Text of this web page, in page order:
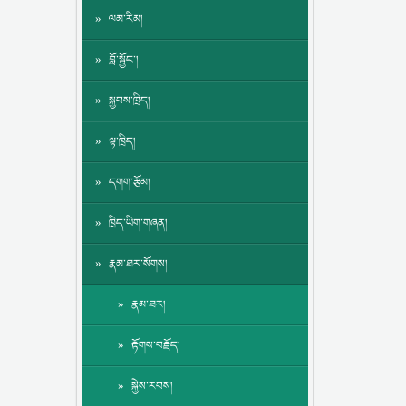
ལམ་རིམ།
བློ་སྦྱོང་།
སྐྱབས་ཁྲིད།
ལྟ་ཁྲིད།
དགག་རྩོམ།
ཁྲིད་ཡིག་གཞན།
རྣམ་ཐར་སོགས།
རྣམ་ཐར།
རྟོགས་བརྗོད།
སྐྱེས་རབས།